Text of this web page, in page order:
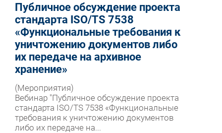
Публичное обсуждение проекта
стандарта ISO/TS 7538
«Функциональные требования к
уничтожению документов либо
их передаче на архивное
хранение»
(Мероприятия)
Вебинар "Публичное обсуждение проекта
стандарта ISO/TS 7538 «Функциональные
требования к уничтожению документов
либо их передаче на...